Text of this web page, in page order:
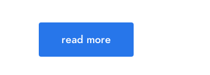
read more